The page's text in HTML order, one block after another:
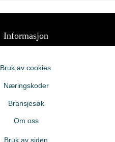
Informasjon
Bruk av cookies
Næringskoder
Bransjesøk
Om oss
Bruk av siden